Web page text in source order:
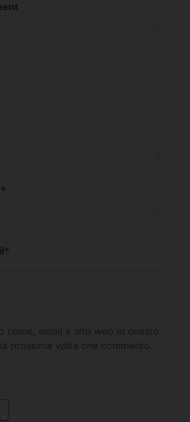
*
*
nome, email e sito web in questo
prossima volta che commento.